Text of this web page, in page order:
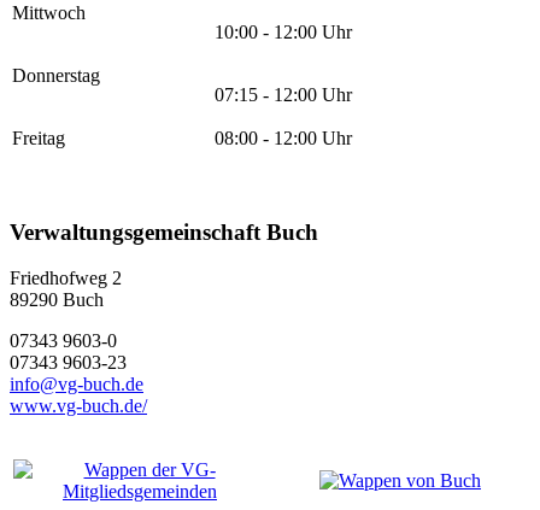
Mittwoch
10:00 - 12:00 Uhr
Donnerstag
07:15 - 12:00 Uhr
Freitag 08:00 - 12:00 Uhr
Verwaltungsgemeinschaft Buch
Friedhofweg 2
89290 Buch
07343 9603-0
07343 9603-23
info@vg-buch.de
www.vg-buch.de/